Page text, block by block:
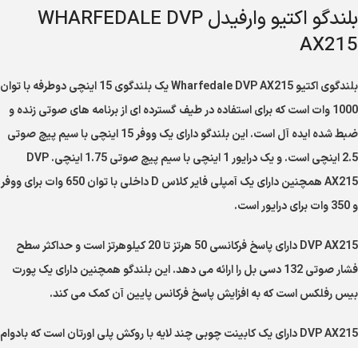
بلندگو اکتیو وارفیدل WHARFEDALE DVP
AX215
بلندگوی اکتیو Wharfedale DVP AX215 یک بلندگوی 15 اینچی دوطرفه با توان
1000 وات است که برای استفاده در طیف گسترده ای از برنامه های صوتی زنده و
ضبط شده ایده آل است. این بلندگو دارای یک ووفر 15 اینچی با سیم پیچ صوتی
2.5 اینچی است. و یک درایور 1 اینچی با سیم پیچ صوتی 1.75 اینچی. DVP
AX215 همچنین دارای یک آمپلی فایر کلاس D داخلی با توان 650 وات برای ووفر
و 350 وات برای درایور است.
DVP AX215 دارای پاسخ فرکانسی 50 هرتز تا 20 کیلوهرتز است و حداکثر سطح
فشار صوتی 132 دسی بل را ارائه می دهد. این بلندگو همچنین دارای یک پورت
بیس رفلکس است که به افزایش پاسخ فرکانس پایین آن کمک می کند.
DVP AX215 دارای یک کابینت چوبی چند لایه با روکش پلی اورتان است که بادوام